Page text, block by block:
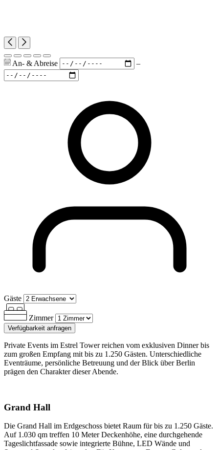
An- & Abreise –
Gäste
Zimmer
Verfügbarkeit anfragen
Private Events im Estrel Tower reichen vom exklusiven Dinner bis
zum großen Empfang mit bis zu 1.250 Gästen. Unterschiedliche
Eventräume, persönliche Betreuung und der Blick über Berlin
prägen den Charakter dieser Abende.
Grand Hall
Die Grand Hall im Erdgeschoss bietet Raum für bis zu 1.250 Gäste.
Auf 1.030 qm treffen 10 Meter Deckenhöhe, eine durchgehende
Tageslichtfassade sowie integrierte Bühne, LED Wände und